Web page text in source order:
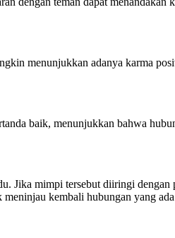
menunjukkan adanya karma
baik, menunjukkan bahwa
mimpi tersebut diiringi dengan
kembali hubungan yang